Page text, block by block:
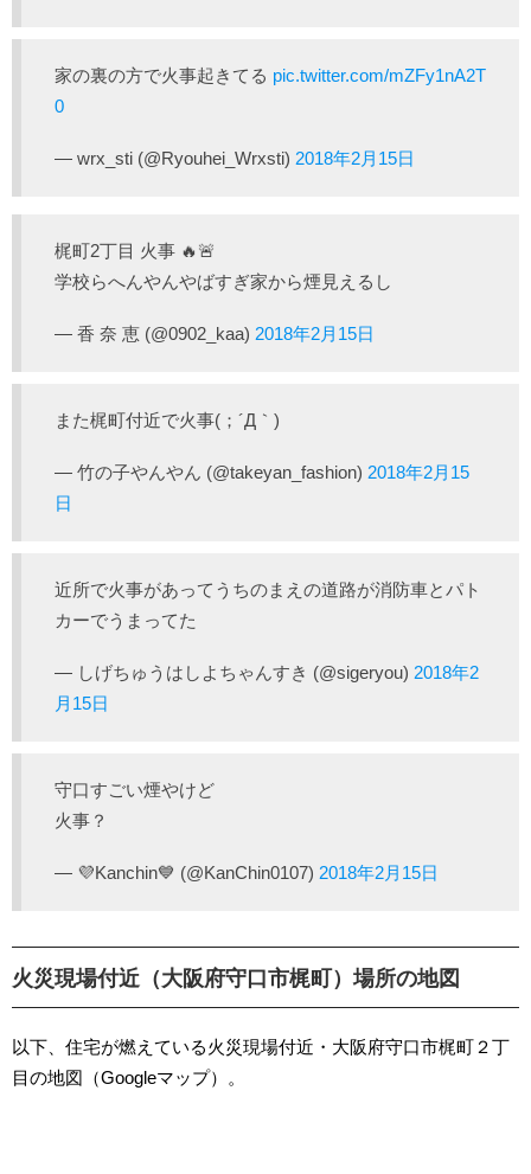
家の裏の方で火事起きてる pic.twitter.com/mZFy1nA2T
0
— wrx_sti (@Ryouhei_Wrxsti) 2018年2月15日
梶町2丁目 火事 🔥🚨
学校らへんやんやばすぎ家から煙見えるし
— 香 奈 恵 (@0902_kaa) 2018年2月15日
また梶町付近で火事(；´Д｀)
— 竹の子やんやん (@takeyan_fashion) 2018年2月15
日
近所で火事があってうちのまえの道路が消防車とパト
カーでうまってた
— しげちゅうはしよちゃんすき (@sigeryou) 2018年2
月15日
守口すごい煙やけど
火事？
— 💜Kanchin💙 (@KanChin0107) 2018年2月15日
火災現場付近（大阪府守口市梶町）場所の地図
以下、住宅が燃えている火災現場付近・大阪府守口市梶町２丁
目の地図（Googleマップ）。